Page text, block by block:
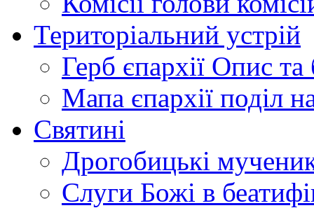
Територіальний устрій
Герб єпархії Опис та
Мапа єпархії поділ
Святині
Дрогобицькі
Слуги Божі в